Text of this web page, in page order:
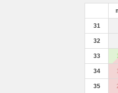
31
32
33
34
35